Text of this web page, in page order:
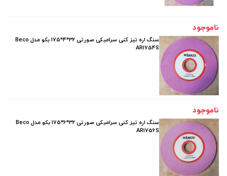
ناموجود
سنگ اره تیز کنی سرامیکی صورتی 32*4*175 بکو مدل Beco
AR1754S
ناموجود
سنگ اره تیز کنی سرامیکی صورتی 32*6*175 بکو مدل Beco
AR1756S